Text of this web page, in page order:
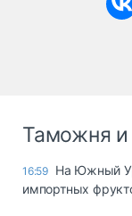
Таможня
16:59 На Южный
импортных